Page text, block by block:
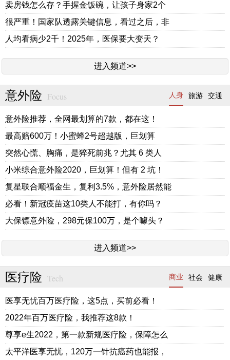
卖房钱怎么存？手握金饭碗，让孩子身家2个
很严重！国家队透露关键信息，看过之后，非
人均看病少2千！2025年，医保要大变天？
进入频道>>
意外险 Focus 人身 旅游 交通
意外险推荐，全网最划算的7款，都在这！
最高赔600万！小蜜蜂2号超越版，巨划算
突然心慌、胸痛，是猝死前兆？尤其 6 类人
小米综合意外险2020，巨划算！但有 2 坑！
复星联合顺福金生，复利3.5%，意外险居然能
必看！新冠疫苗这10类人不能打，有你吗？
大保镖意外险，298元保100万，是个噱头？
进入频道>>
医疗险 Tech 商业 社会 健康
医享无忧百万医疗险，这5点，买前必看！
2022年百万医疗险，我推荐这8款！
尊享e生2022，第一款新规医疗险，保障怎么
太平洋医享无忧，120万一针抗癌药也能报，